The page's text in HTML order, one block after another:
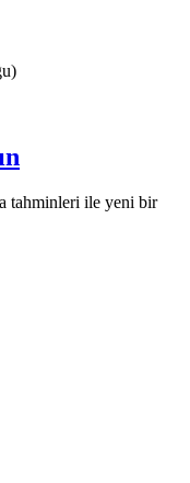
tahminleri ile yeni bir